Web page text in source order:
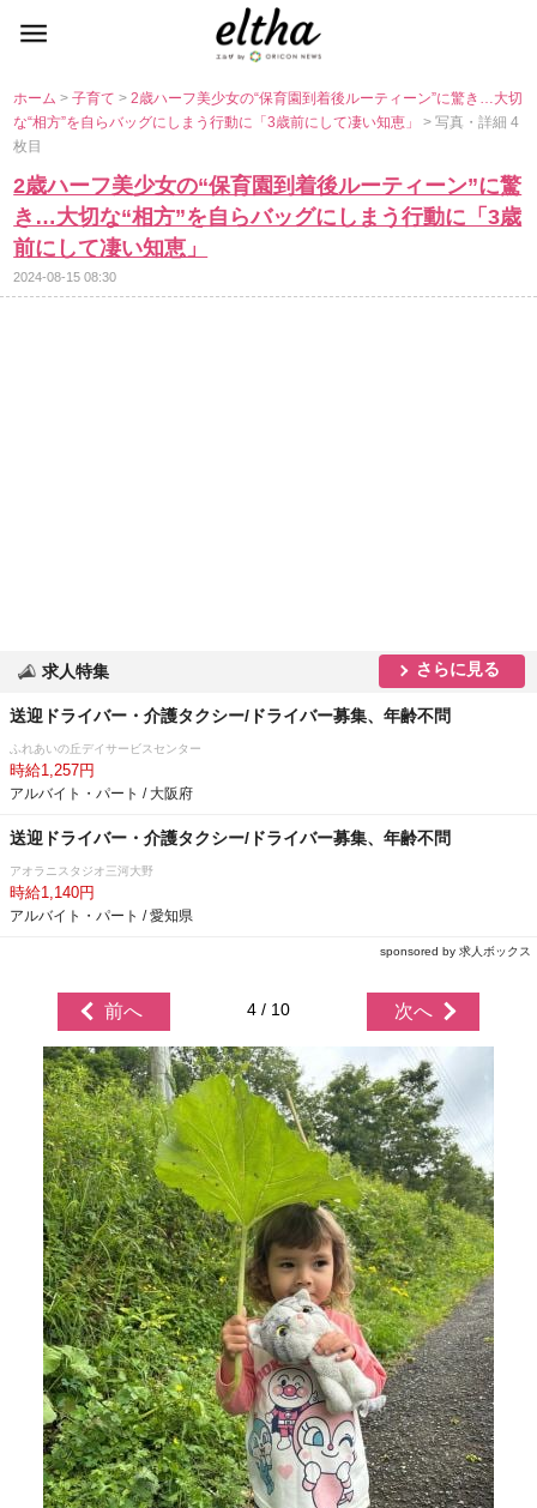
ホーム>子育て>2歳ハーフ美少女の“保育園到着後ルーティーン”に驚き…大切
な“相方”を自らバッグにしまう行動に「3歳前にして凄い知恵」> 写真・詳細 4
枚目
2歳ハーフ美少女の“保育園到着後ルーティーン”に驚
き…大切な“相方”を自らバッグにしまう行動に「3歳
前にして凄い知恵」
2024-08-15 08:30
求人特集 さらに見る
送迎ドライバー・介護タクシー/ドライバー募集、年齢不問
ふれあいの丘デイサービスセンター
時給1,257円
アルバイト・パート / 大阪府
送迎ドライバー・介護タクシー/ドライバー募集、年齢不問
アオラニスタジオ三河大野
時給1,140円
アルバイト・パート / 愛知県
sponsored by 求人ボックス
前へ 4 / 10 次へ